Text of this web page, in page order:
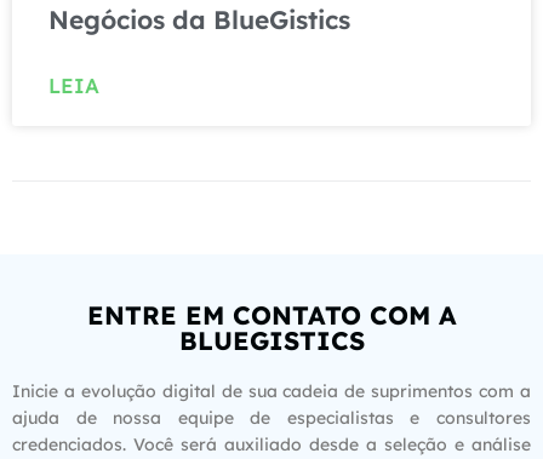
Negócios da BlueGistics
LEIA
ENTRE EM CONTATO COM A
BLUEGISTICS
Inicie a evolução digital de sua cadeia de suprimentos com a
ajuda de nossa equipe de especialistas e consultores
credenciados. Você será auxiliado desde a seleção e análise